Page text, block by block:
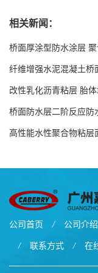
相关新闻：
桥面厚涂型防水涂层
现货工厂
纤维增强水泥混凝土桥
防水涂料源头工厂
改性乳化沥青粘层 胎
剂-双层双组份环氧树
桥面防水层二阶反应防
高性能水性聚合物粘层
公司首页 / 公司介绍
/ 联系方式 / 在